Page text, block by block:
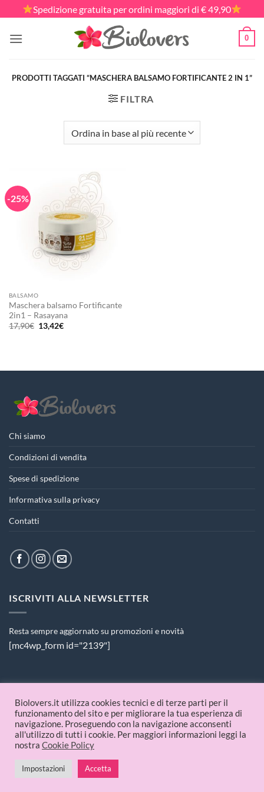
ai
contenuti
Spedizione gratuita per ordini maggiori di € 49,90
0
PRODOTTI TAGGATI “MASCHERA BALSAMO FORTIFICANTE 2 IN 1”
FILTRA
-25%
BALSAMO
Maschera balsamo Fortificante
2in1 – Rasayana
17,90€ Il
prezzo
13,42€Il
Chi siamo
Condizioni di vendita
Spese di spedizione
Informativa sulla privacy
Contatti
ISCRIVITI ALLA NEWSLETTER
Resta sempre aggiornato su promozioni e novità
[mc4wp_form id="2139"]
PAGAMENTI ACCETTATI
© 2026 Biolovers.it | P.IVA 09336481214
Biolovers.it utilizza cookies tecnici e di terze parti per il
funzionamento del sito e per migliorare la tua esperienza di
navigazione. Proseguendo con la navigazione acconsenti
all'utilizzo di tutti i cookie. Per maggiori informazioni leggi la
nostra Cookie Policy
Impostazioni Accetta